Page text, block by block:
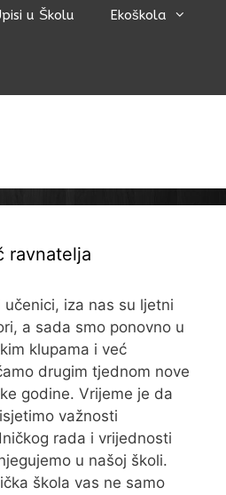
u Školu Ekoškola
ravnatelja
učenici, iza nas su ljetni
a sada smo ponovno u
klupama i već
drugim tjednom nove
godine. Vrijeme je da
važnosti
rada i vrijednosti
u našoj školi.
škola vas ne samo